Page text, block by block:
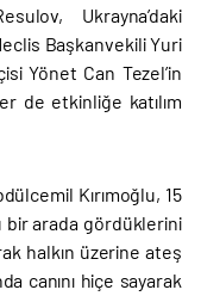
Ukrayna’daki
Başkanvekili Yuri
Yönet Can Tezel’in
de etkinliğe katılım
Kırımoğlu, 15
bir arada gördüklerini
halkın üzerine ateş
canını hiçe sayarak